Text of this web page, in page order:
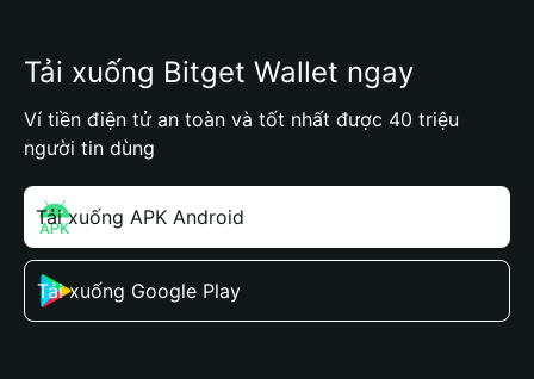
Tải xuống Bitget Wallet ngay
Ví tiền điện tử an toàn và tốt nhất được 40 triệu
người tin dùng
Tải xuống APK Android
Tải xuống Google Play